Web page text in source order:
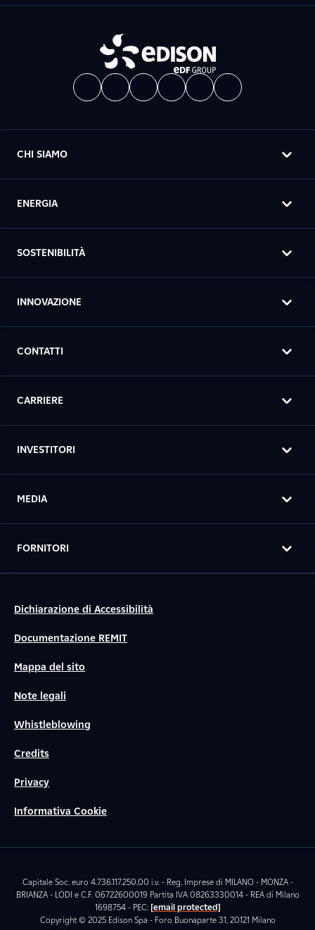
CHI SIAMO
ENERGIA
SOSTENIBILITÀ
INNOVAZIONE
CONTATTI
CARRIERE
INVESTITORI
MEDIA
FORNITORI
Dichiarazione di Accessibilità
Documentazione REMIT
Mappa del sito
Note legali
Whistleblowing
Credits
Privacy
Informativa Cookie
Capitale Soc. euro 4.736.117.250,00 i.v. - Reg. Imprese di MILANO - MONZA -
BRIANZA - LODI e C.F. 06722600019 Partita IVA 08263330014 - REA di Milano
1698754 - PEC: [email protected]
Copyright © 2025 Edison Spa - Foro Buonaparte 31, 20121 Milano